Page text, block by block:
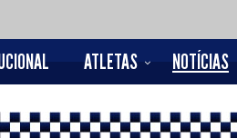
ATLETAS NOTÍCIAS